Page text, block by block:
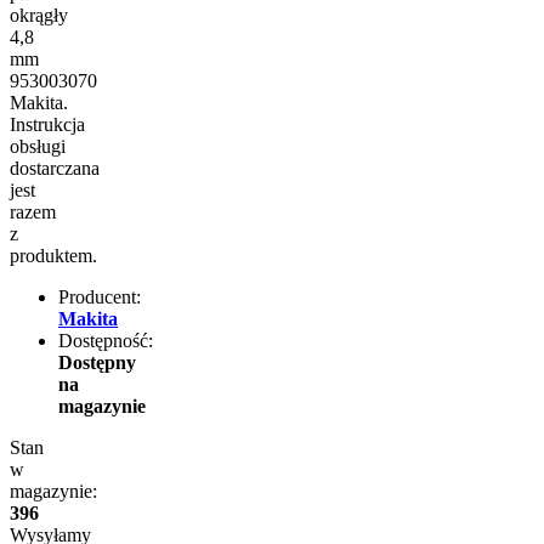
okrągły
4,8
mm
953003070
Makita.
Instrukcja
obsługi
dostarczana
jest
razem
z
produktem.
Producent:
Makita
Dostępność:
Dostępny
na
magazynie
Stan
w
magazynie:
396
Wysyłamy